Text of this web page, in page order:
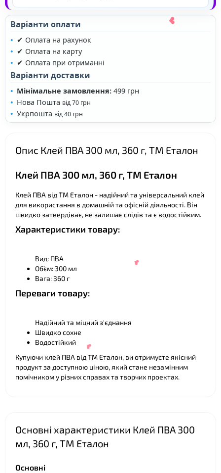
Варіанти оплати
✔ Оплата на рахунок
✔ Оплата на карту
✔ Оплата при отриманні
Варіанти доставки
Мінімальне замовлення: 499 грн
Нова Пошта від 70 грн
Укрпошта від 40 грн
Опис Клей ПВА 300 мл, 360 г, ТМ Еталон
Клей ПВА 300 мл, 360 г, ТМ Еталон
Клей ПВА від ТМ Еталон - надійний та універсальний клей
для використання в домашній та офісній діяльності. Він
швидко затвердіває, не залишає слідів та є водостійким.
Характеристики товару:
Вид: ПВА
Об`єм: 300 мл
Вага: 360 г
Переваги товару:
Надійний та міцний з'єднання
Швидко сохне
Водостійкий
Купуючи клей ПВА від ТМ Еталон, ви отримуєте якісний
продукт за доступною ціною, який стане незамінним
помічником у різних справах та творчих проектах.
Основні характеристики Клей ПВА 300
мл, 360 г, ТМ Еталон
Основні
❤
❤
❤
❤